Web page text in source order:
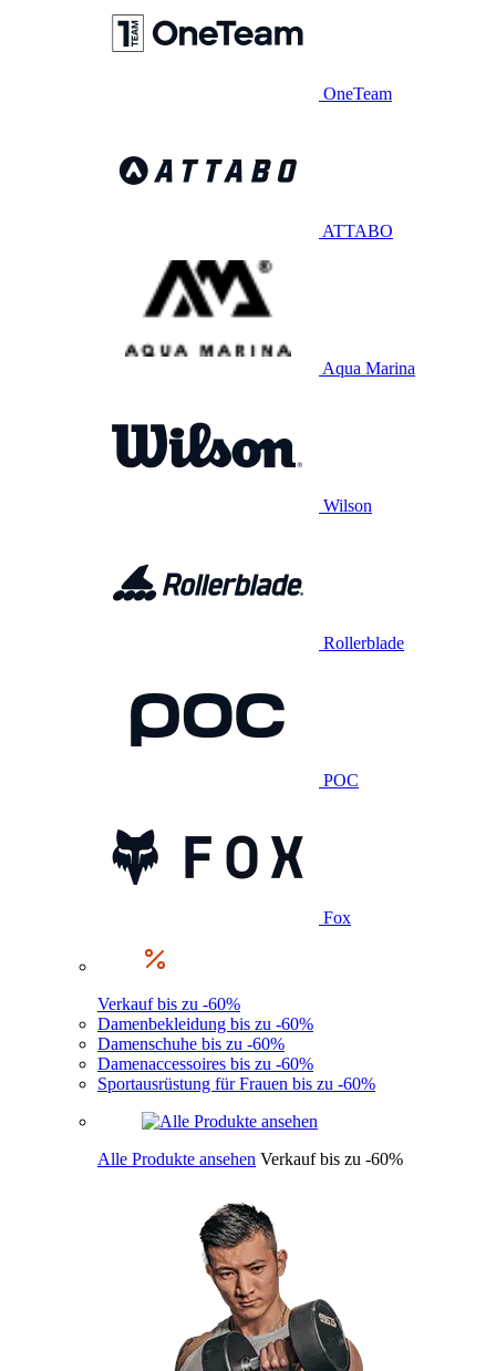
OneTeam
ATTABO
Aqua Marina
Wilson
Rollerblade
POC
Fox
Verkauf bis zu -60%
Damenbekleidung bis zu -60%
Damenschuhe bis zu -60%
Damenaccessoires bis zu -60%
Sportausrüstung für Frauen bis zu -60%
Alle Produkte ansehen Verkauf bis zu -60%